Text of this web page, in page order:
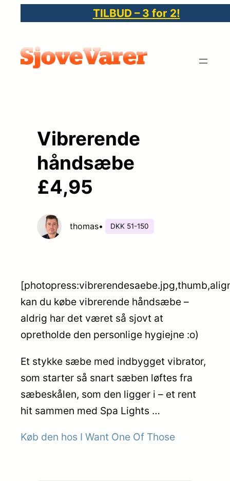
indhold
TILBUD – 3 for 2!
Vibrerende
håndsæbe
£4,95
thomas• DKK 51-150
kan du købe vibrerende håndsæbe –
aldrig har det været så sjovt at
opretholde den personlige hygiejne :o)
Et stykke sæbe med indbygget vibrator,
som starter så snart sæben løftes fra
sæbeskålen, som den ligger i – et rent
hit sammen med Spa Lights …
Køb den hos I Want One Of Those